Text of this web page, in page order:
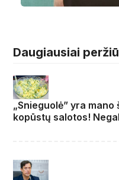
Daugiausiai
„Snieguolė” yra
kopūstų salotos!